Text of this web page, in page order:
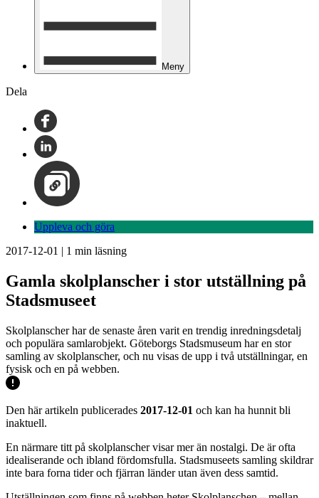
Meny
Dela
Uppleva och göra
2017-12-01 | 1 min läsning
Gamla skolplanscher i stor utställning på
Stadsmuseet
Skolplanscher har de senaste åren varit en trendig inredningsdetalj
och populära samlarobjekt. Göteborgs Stadsmuseum har en stor
samling av skolplanscher, och nu visas de upp i två utställningar, en
fysisk och en på webben.
Den här artikeln publicerades 2017-12-01 och kan ha hunnit bli
inaktuell.
En närmare titt på skolplanscher visar mer än nostalgi. De är ofta
idealiserande och ibland fördomsfulla. Stadsmuseets samling skildrar
inte bara forna tider och fjärran länder utan även dess samtid.